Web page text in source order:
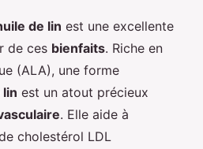
de lin est une excellente
de ces bienfaits. Riche en
(ALA), une forme
lin est un atout précieux
. Elle aide à
cholestérol LDL